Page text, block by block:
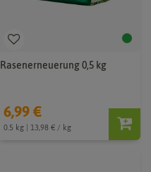
Rasenerneuerung 0,5 kg
6,99 €
0.5 kg | 13,98 € / kg